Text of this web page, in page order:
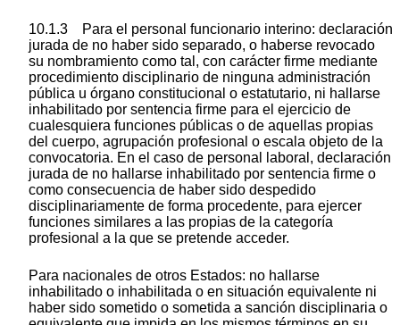
10.1.3 Para el personal funcionario interino: declaración
jurada de no haber sido separado, o haberse revocado
su nombramiento como tal, con carácter firme mediante
procedimiento disciplinario de ninguna administración
pública u órgano constitucional o estatutario, ni hallarse
inhabilitado por sentencia firme para el ejercicio de
cualesquiera funciones públicas o de aquellas propias
del cuerpo, agrupación profesional o escala objeto de la
convocatoria. En el caso de personal laboral, declaración
jurada de no hallarse inhabilitado por sentencia firme o
como consecuencia de haber sido despedido
disciplinariamente de forma procedente, para ejercer
funciones similares a las propias de la categoría
profesional a la que se pretende acceder.
Para nacionales de otros Estados: no hallarse
inhabilitado o inhabilitada o en situación equivalente ni
haber sido sometido o sometida a sanción disciplinaria o